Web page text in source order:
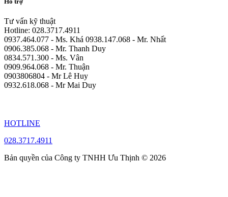
Tư vấn kỹ thuật
Hotline: 028.3717.4911
0937.464.077 - Ms. Khá 0938.147.068 - Mr. Nhất
0906.385.068 - Mr. Thanh Duy
0834.571.300 - Ms. Vân
0909.964.068 - Mr. Thuận
0903806804 - Mr Lê Huy
0932.618.068 - Mr Mai Duy
HOTLINE
028.3717.4911
Bản quyền của Công ty TNHH Ưu Thịnh © 2026